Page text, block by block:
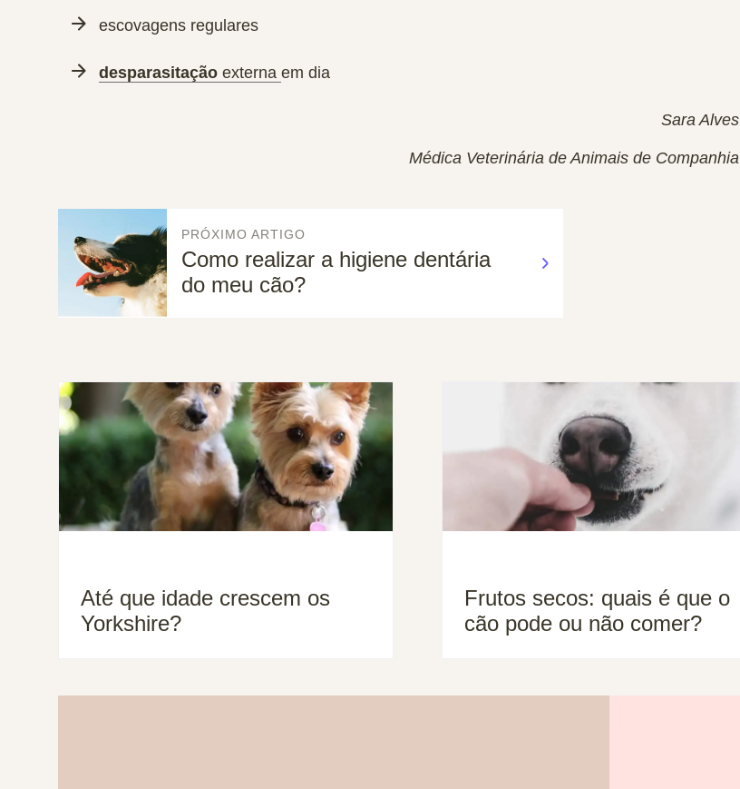
escovagens regulares
desparasitação externa em dia
Sara Alves
Médica Veterinária de Animais de Companhia
PRÓXIMO ARTIGO
Como realizar a higiene dentária
do meu cão?
Até que idade crescem os
Yorkshire?
Frutos secos: quais é que o
cão pode ou não comer?